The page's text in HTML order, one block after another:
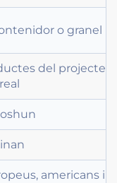
o granel
del projecte
real
americans i